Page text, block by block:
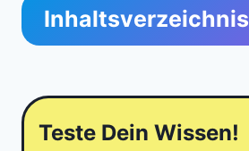
Inhaltsverzeichnis
Teste Dein Wissen!